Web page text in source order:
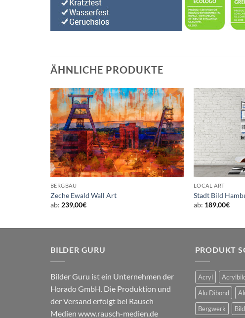
ÄHNLICHE PRODUKTE
BERGBAU
Zeche Ewald Wall Art
ab: 239,00€
LOCAL ART
Stadt Bild
ab: 189,00€
BILDER GURU
Bilder Guru ist ein Unternehmen der
Horado GmbH. Die Produktion und
der Versand erfolgt bei Rausch
Medien www.rausch-medien.de
PRODUKT
Acryl
Alu Dibond
Bergwerk
Bild